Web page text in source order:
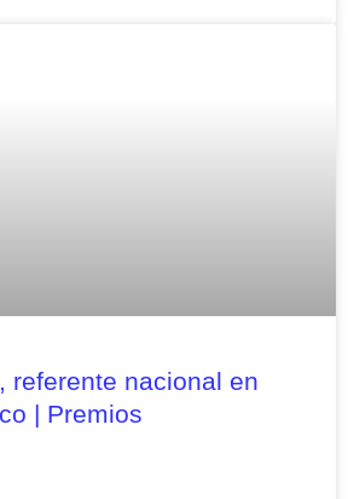
referente nacional en
| Premios